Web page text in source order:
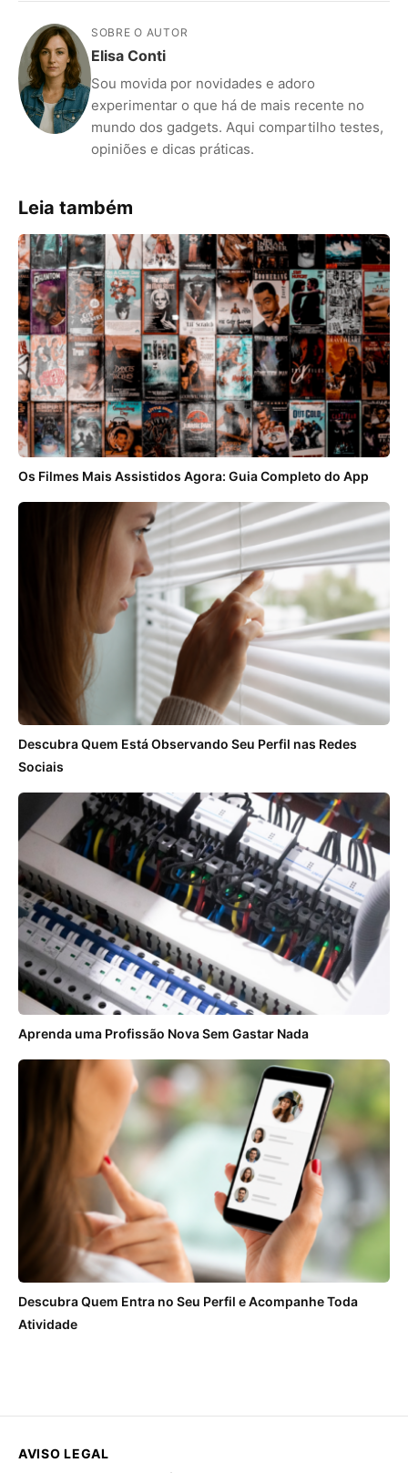
SOBRE O AUTOR
Elisa Conti
Sou movida por novidades e adoro
experimentar o que há de mais recente no
mundo dos gadgets. Aqui compartilho testes,
opiniões e dicas práticas.
Leia também
Os Filmes Mais Assistidos Agora: Guia Completo do App
Descubra Quem Está Observando Seu Perfil nas Redes
Sociais
Aprenda uma Profissão Nova Sem Gastar Nada
Descubra Quem Entra no Seu Perfil e Acompanhe Toda
Atividade
AVISO LEGAL